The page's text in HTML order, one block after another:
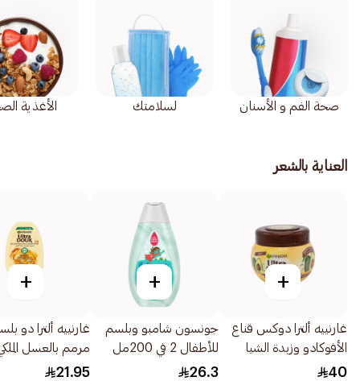
صحة الفم و الأسنان لسلامتك الأغذية
العناية بالشعر
+
غارنييه ألترا دوكس قناع
الأفوكادو وزبدة الشيا
للشعر المجعد 300مل
40
+
جونسون شامبو وبلسم
للأطفال 2 في 200مل
26.3
+
غارنييه ألترا دو
مرمم بالعسل
والبروبوليس 400مل
21.95